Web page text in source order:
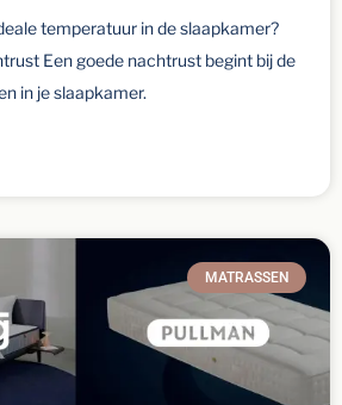
temperatuur in de slaapkamer?
Een goede nachtrust begint bij de
in je slaapkamer.
MATRASSEN